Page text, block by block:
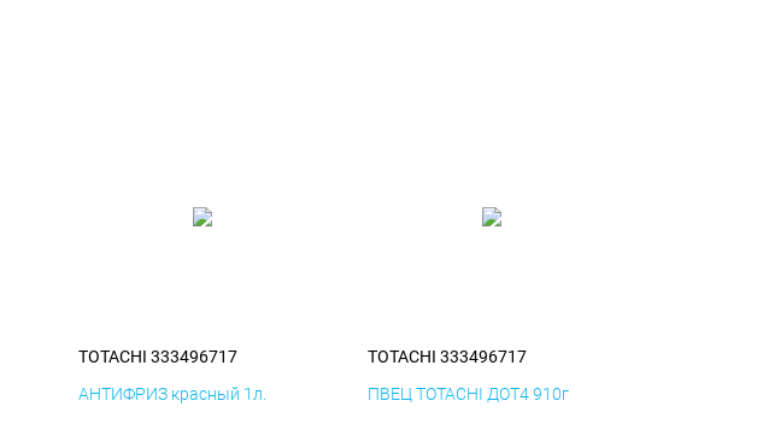
TOTACHI 333496717
АНТИФРИЗ красный 1л.
TOTACHI 333496717
ПВЕЦ TOTACHI ДОТ4 910г